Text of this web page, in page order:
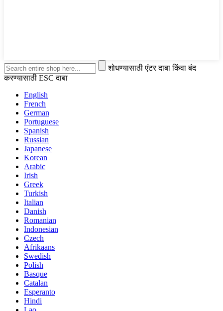
शोधण्यासाठी एंटर दाबा किंवा बंद
करण्यासाठी ESC दाबा
English
French
German
Portuguese
Spanish
Russian
Japanese
Korean
Arabic
Irish
Greek
Turkish
Italian
Danish
Romanian
Indonesian
Czech
Afrikaans
Swedish
Polish
Basque
Catalan
Esperanto
Hindi